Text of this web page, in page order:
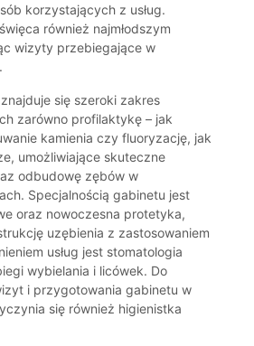
korzystających z usług.
również najmłodszym
wizyty przebiegające w
się szeroki zakres
zarówno profilaktykę – jak
kamienia czy fluoryzację, jak
umożliwiające skuteczne
odbudowę zębów w
Specjalnością gabinetu jest
oraz nowoczesna protetyka,
uzębienia z zastosowaniem
usług jest stomatologia
wybielania i licówek. Do
i przygotowania gabinetu w
się również higienistka